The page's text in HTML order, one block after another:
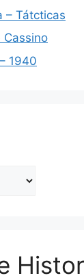
– Tátcticas
Cassino
1940